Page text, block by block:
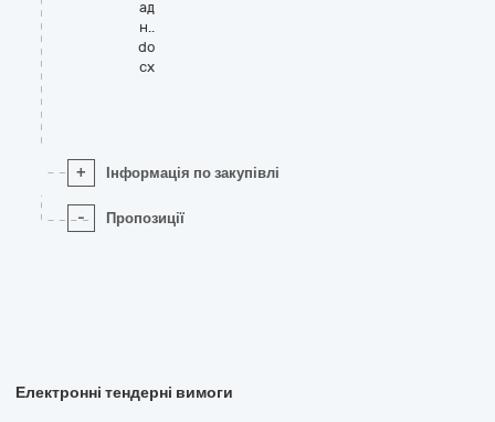
ад
н..
do
cx
+ Інформація по закупівлі
- Пропозиції
Електронні тендерні вимоги